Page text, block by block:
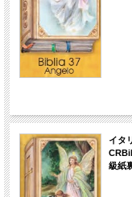
イタ
級紙